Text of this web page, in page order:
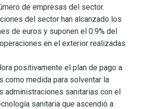
de empresas del sector.
del sector han alcanzado los
de euros y suponen el 0.9% del
en el exterior realizadas
positivamente el plan de pago a
como medida para solventar la
administraciones sanitarias con el
sanitaria que ascendió a